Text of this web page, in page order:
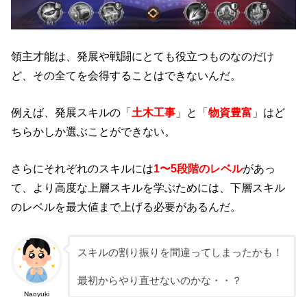
領主才能は、発展や戦闘にとても役立つものなのだけ
ど、その全てを会得することはできないんだ。
例えば、発展スキルの「土木工事 」と「物資豊富 」はど
ちらかしか選ぶことができない。
さらにそれぞれのスキルには1〜5段階のレベルがあっ
て、より高度な上層スキルを学ぶためには、下層スキル
のレベルを最大値まで上げる必要があるんだ。
Naoyuki
スキルの割り振りを間違ってしまったかも！
最初からやり直せないのかな・・？